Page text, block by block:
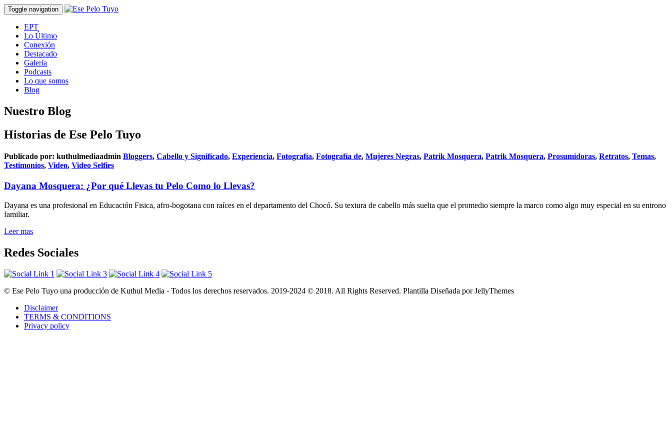
Toggle navigation
EPT
Lo Último
Conexión
Destacado
Galería
Podcasts
Lo que somos
Blog
Nuestro Blog
Historias de Ese Pelo Tuyo
Publicado por: kuthulmediaadmin Bloggers, Cabello y Significado, Experiencia, Fotografía, Fotografía de, Mujeres Negras, Patrik Mosquera, Patrik Mosquera, Prosumidoras, Retratos, Temas,
Testimonios, Video, Video Selfies
Dayana Mosquera: ¿Por qué Llevas tu Pelo Como lo Llevas?
Dayana es una profesional en Educación Fisica, afro-bogotana con raíces en el departamento del Chocó. Su textura de cabello más suelta que el promedio siempre la marco como algo muy especial en su entrono
familiar.
Leer mas
Redes Sociales
© Ese Pelo Tuyo una producción de Kuthul Media - Todos los derechos reservados. 2019-2024 © 2018. All Rights Reserved. Plantilla Diseñada por JellyThemes
Disclaimer
TERMS & CONDITIONS
Privacy policy